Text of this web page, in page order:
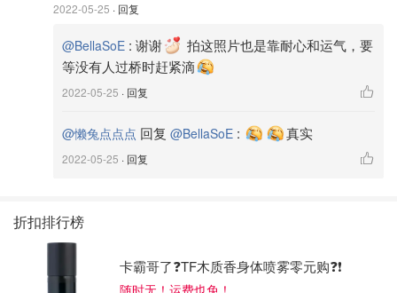
2022-05-25 · 回复
@BellaSoE : 谢谢
拍这照片也是靠耐心和运气，要
等没有人过桥时赶紧滴
2022-05-25 · 回复
@懒兔点点点 回复 @BellaSoE : 真实
2022-05-25 · 回复
折扣排行榜
卡霸哥了❓TF木质香身体喷雾零元购❓❗